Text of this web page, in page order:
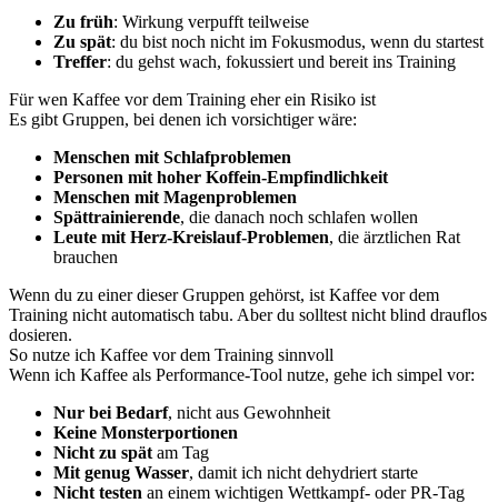
Zu früh: Wirkung verpufft teilweise
Zu spät: du bist noch nicht im Fokusmodus, wenn du startest
Treffer: du gehst wach, fokussiert und bereit ins Training
Für wen Kaffee vor dem Training eher ein Risiko ist
Es gibt Gruppen, bei denen ich vorsichtiger wäre:
Menschen mit Schlafproblemen
Personen mit hoher Koffein-Empfindlichkeit
Menschen mit Magenproblemen
Spättrainierende, die danach noch schlafen wollen
Leute mit Herz-Kreislauf-Problemen, die ärztlichen Rat
brauchen
Wenn du zu einer dieser Gruppen gehörst, ist Kaffee vor dem
Training nicht automatisch tabu. Aber du solltest nicht blind drauflos
dosieren.
So nutze ich Kaffee vor dem Training sinnvoll
Wenn ich Kaffee als Performance-Tool nutze, gehe ich simpel vor:
Nur bei Bedarf, nicht aus Gewohnheit
Keine Monsterportionen
Nicht zu spät am Tag
Mit genug Wasser, damit ich nicht dehydriert starte
Nicht testen an einem wichtigen Wettkampf- oder PR-Tag